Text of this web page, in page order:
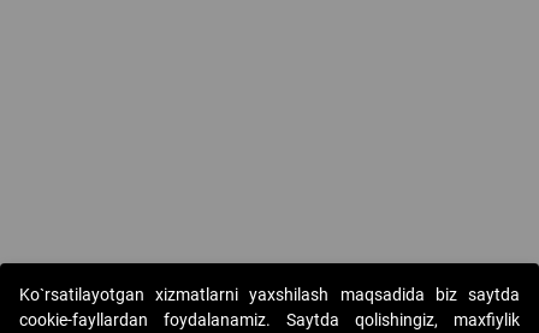
Ko`rsatilayotgan xizmatlarni yaxshilash maqsadida biz saytda
cookie-fayllardan foydalanamiz. Saytda qolishingiz, maxfiylik